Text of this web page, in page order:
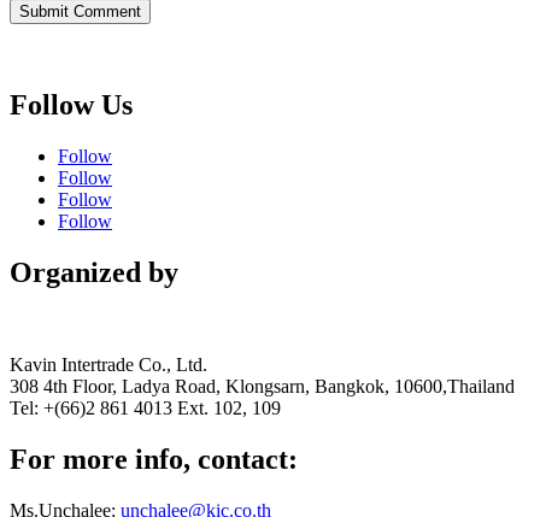
Follow Us
Follow
Follow
Follow
Follow
Organized by
Kavin Intertrade Co., Ltd.
308 4th Floor, Ladya Road, Klongsarn, Bangkok, 10600,Thailand
Tel: +(66)2 861 4013 Ext. 102, 109
For more info, contact:
Ms.Unchalee: unchalee@kic.co.th